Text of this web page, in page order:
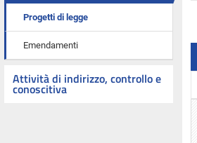
Progetti di legge
Emendamenti
Attività di indirizzo, controllo e
conoscitiva